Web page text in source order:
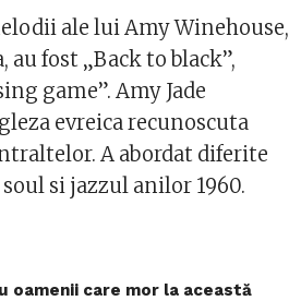
ale lui Amy Winehouse,
fost „Back to black”,
game”. Amy Jade
evreica recunoscuta
A abordat diferite
si jazzul anilor 1960.
oamenii care mor la această